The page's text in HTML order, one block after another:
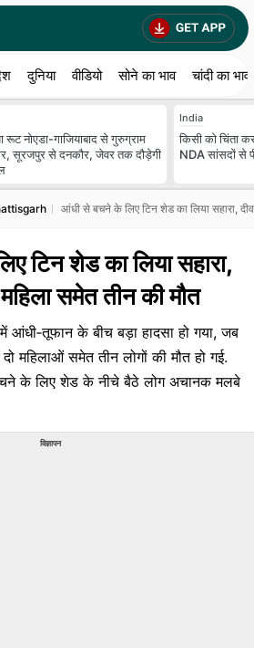
दुनिया वीडियो सोने का भाव चांदी का भाव
रूट नोएडा-गाजियाबाद से गुरुग्राम
सूरजपुर से दनकौर, जेवर तक दौड़ेगी
India
किसी को चिंता
NDA सांसदों से
आंधी से बचने के लिए टिन शेड का लिया सहारा,
टिन शेड का लिया सहारा,
महिला समेत तीन की मौत
आंधी‑तूफान के बीच बड़ा हादसा हो गया, जब
महिलाओं समेत तीन लोगों की मौत हो गई.
के लिए शेड के नीचे बैठे लोग अचानक मलबे
विज्ञापन